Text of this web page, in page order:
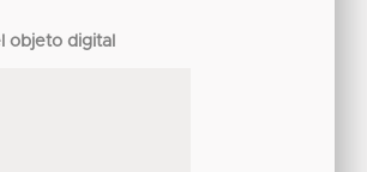
objeto digital